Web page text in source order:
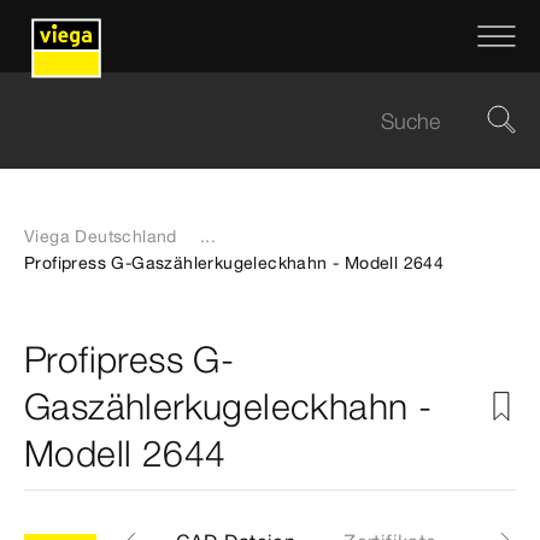
Viega Deutschland
...
Profipress G-Gaszählerkugeleckhahn - Modell 2644
Profipress G-
Gaszählerkugeleckhahn -
Modell 2644